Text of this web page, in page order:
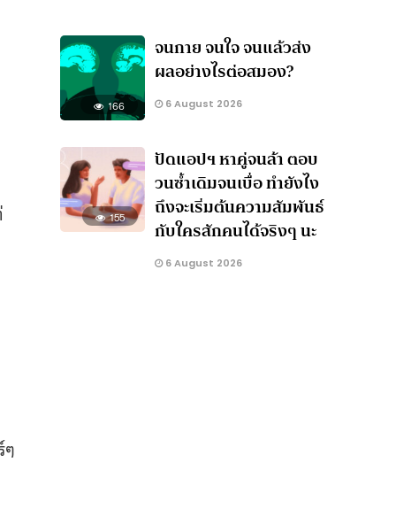
ๆ
166
จนกาย จนใจ จนแล้วส่ง
ผลอย่างไรต่อสมอง?
6 August 2026
155
ปัดแอปฯ หาคู่จนล้า ตอบ
วนซ้ำเดิมจนเบื่อ ทำยังไง
ถึงจะเริ่มต้นความสัมพันธ์
กับใครสักคนได้จริงๆ นะ
6 August 2026